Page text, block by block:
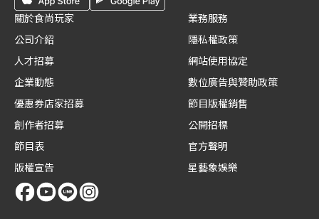
關於食尚玩家
公司介紹
人才招募
企業動態
優惠券店家招募
創作者招募
節目表
版權宣告
業務服務
隱私權政策
網站使用協定
數位廣告與贊助政策
節目版權銷售
公開招標
官方聲明
星藝象娛樂